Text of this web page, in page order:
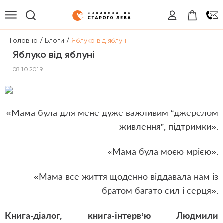
Головна / Блоги / Яблуко від яблуні
Яблуко від яблуні
08.10.2019
«Мама була для мене дуже важливим “джерелом
живлення”, підтримки».
«Мама була моєю мрією».
«Мама все життя щоденно віддавала нам із
братом багато сил і серця».
Книга-діалог, книга-інтерв’ю Людмили